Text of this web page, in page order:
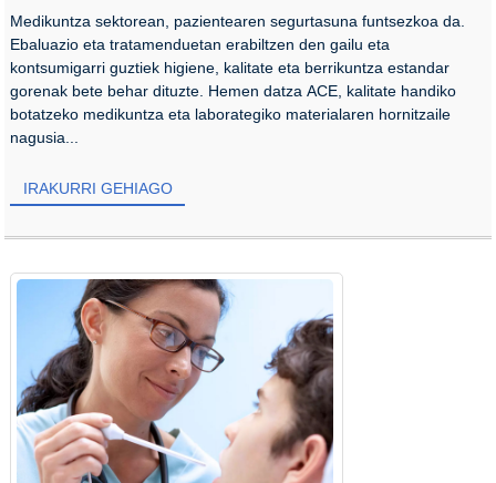
Medikuntza sektorean, pazientearen segurtasuna funtsezkoa da.
Ebaluazio eta tratamenduetan erabiltzen den gailu eta
kontsumigarri guztiek higiene, kalitate eta berrikuntza estandar
gorenak bete behar dituzte. Hemen datza ACE, kalitate handiko
botatzeko medikuntza eta laborategiko materialaren hornitzaile
nagusia...
IRAKURRI GEHIAGO